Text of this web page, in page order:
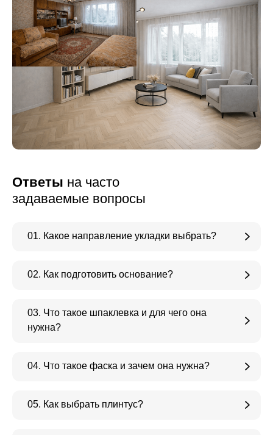
Ответы на часто
задаваемые вопросы
01. Какое направление укладки выбрать?
02. Как подготовить основание?
03. Что такое шпаклевка и для чего она
нужна?
04. Что такое фаска и зачем она нужна?
05. Как выбрать плинтус?